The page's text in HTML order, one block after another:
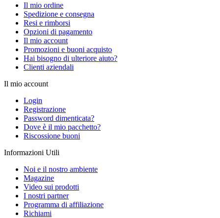
Il mio ordine
Spedizione e consegna
Resi e rimborsi
Opzioni di pagamento
Il mio account
Promozioni e buoni acquisto
Hai bisogno di ulteriore aiuto?
Clienti aziendali
Il mio account
Login
Registrazione
Password dimenticata?
Dove è il mio pacchetto?
Riscossione buoni
Informazioni Utili
Noi e il nostro ambiente
Magazine
Video sui prodotti
I nostri partner
Programma di affiliazione
Richiami